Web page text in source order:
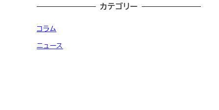
カテゴリー
コラム
ニュース